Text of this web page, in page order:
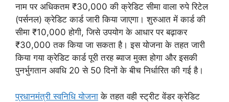
नाम पर अधिकतम ₹30,000 की क्रेडिट सीमा वाला रुपे रिटेल
(पर्सनल) क्रेडिट कार्ड जारी किया जाएगा। शुरुआत में कार्ड की
सीमा ₹10,000 होगी, जिसे उपयोग के आधार पर बढ़ाकर
₹30,000 तक किया जा सकता है। इस योजना के तहत जारी
किया गया क्रेडिट कार्ड पूरी तरह ब्याज मुक्त होगा और इसकी
पुनर्भुगतान अवधि 20 से 50 दिनों के बीच निर्धारित की गई है।
प्रधानमंत्री स्वनिधि योजना के तहत वही स्ट्रीट वेंडर क्रेडिट